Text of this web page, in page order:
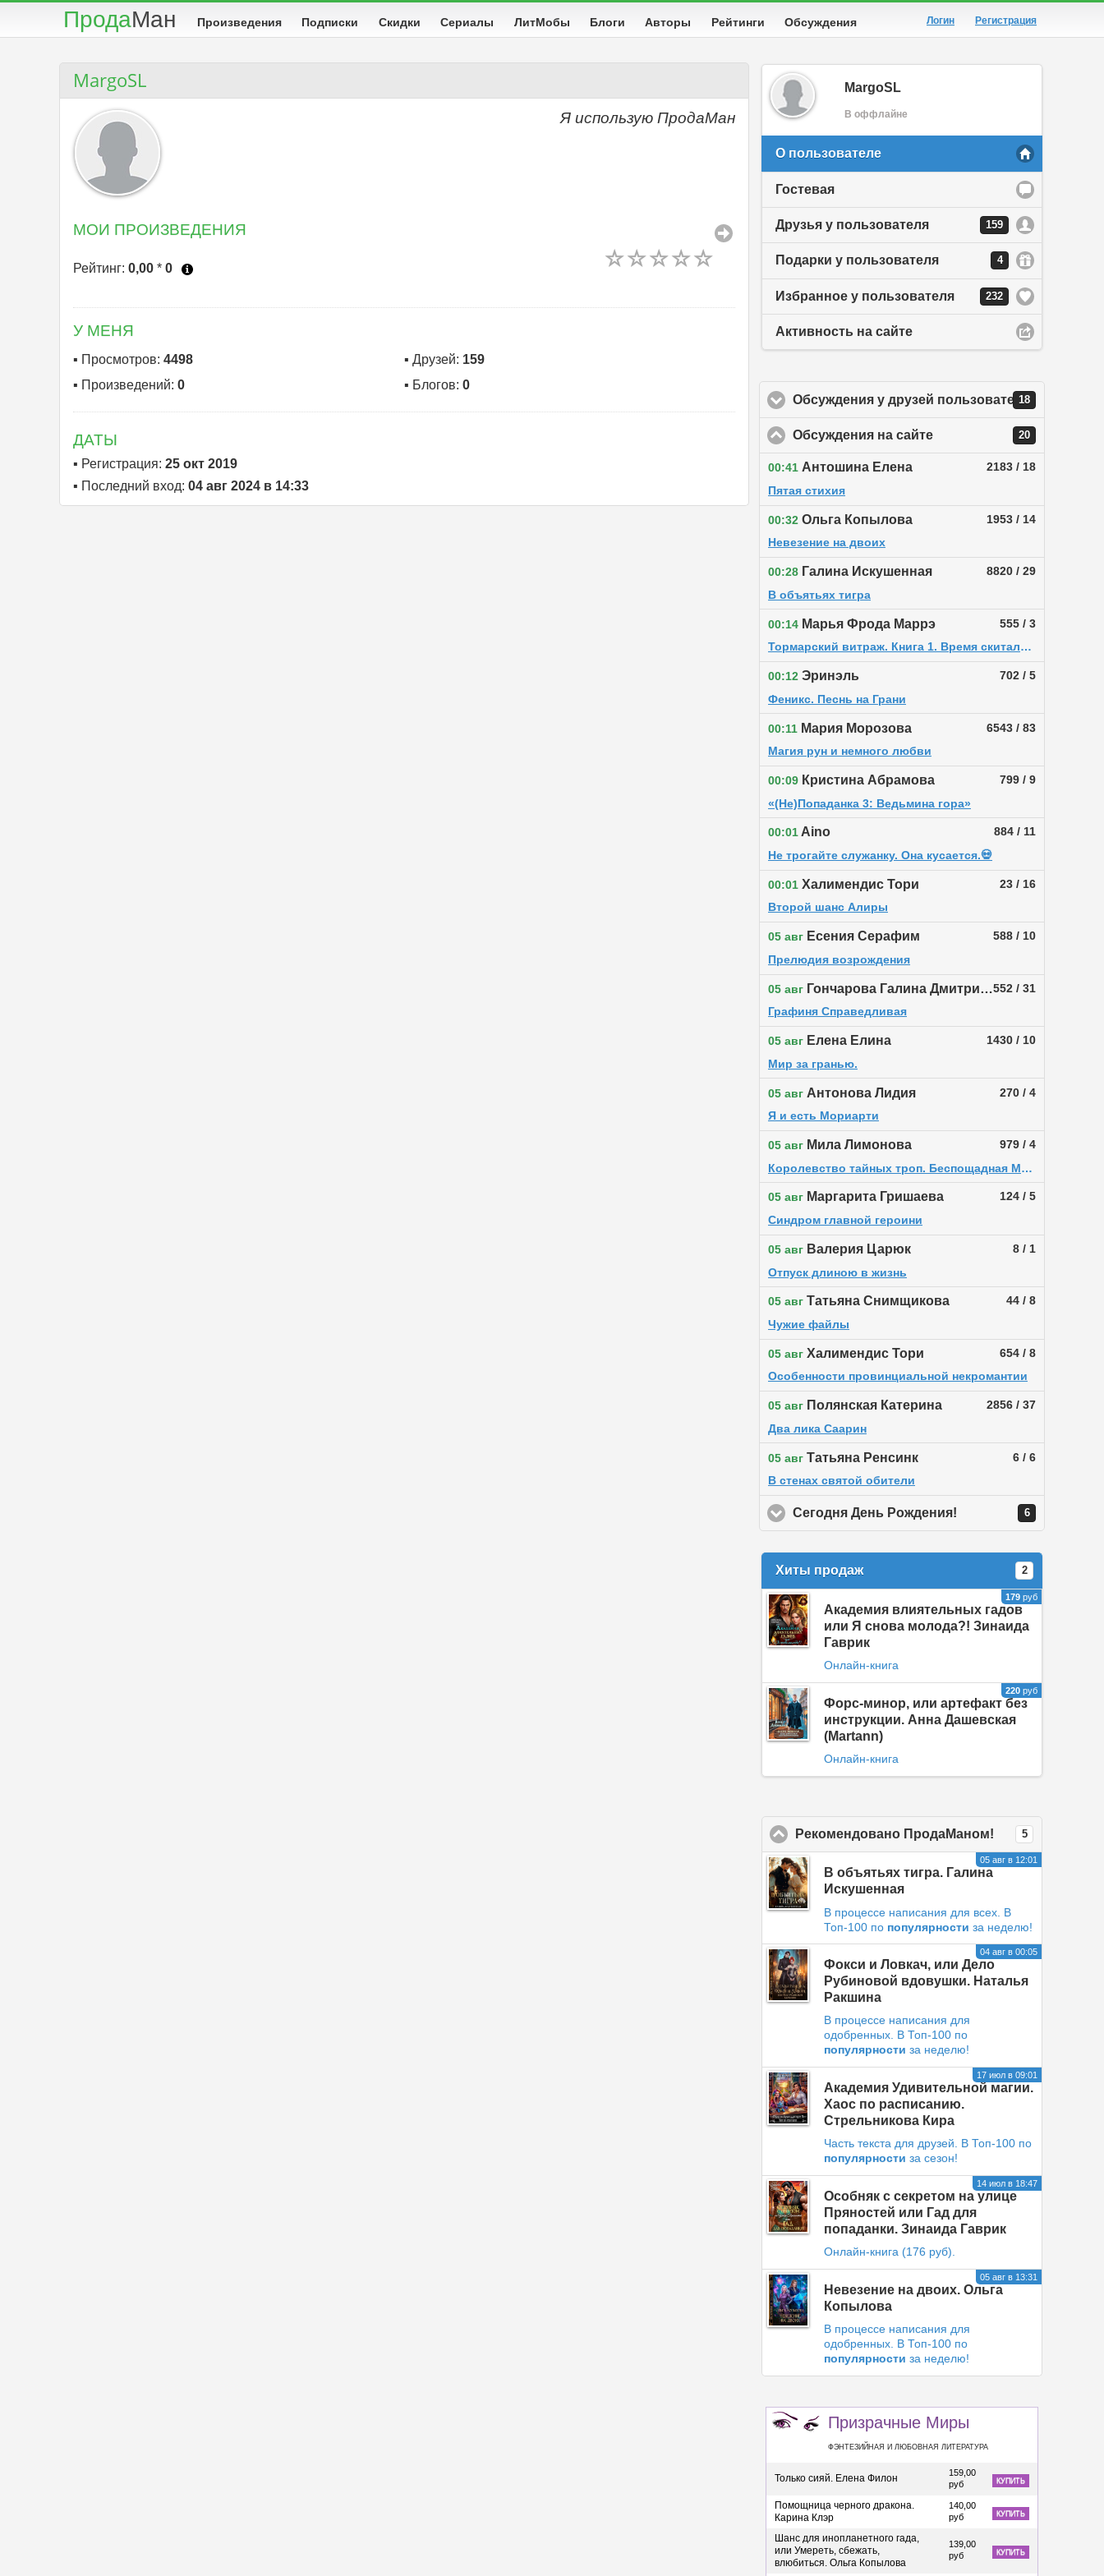
ПродаМан Произведения Подписки Скидки Сериалы ЛитМобы Блоги Авторы Рейтинги Обсуждения Логин Регистрация
MargoSL
Я использую ПродаМан
МОИ ПРОИЗВЕДЕНИЯ
☆☆☆☆☆
Рейтинг: 0,00 * 0
У МЕНЯ
▪ Просмотров: 4498 ▪ Друзей: 159
▪ Произведений: 0 ▪ Блогов: 0
ДАТЫ
▪ Регистрация: 25 окт 2019
▪ Последний вход: 04 авг 2024 в 14:33
MargoSL
В оффлайне
О пользователе
Гостевая
Друзья у пользователя 159
Подарки у пользователя 4
Избранное у пользователя 232
Активность на сайте
Обсуждения у друзей пользователя
18
Обсуждения на сайте 20
click to collapse contents
2183 / 18
00:41 Антошина Елена
Пятая стихия
1953 / 14
00:32 Ольга Копылова
Невезение на двоих
8820 / 29
00:28 Галина Искушенная
В объятьях тигра
555 / 3
00:14 Марья Фрода Маррэ
Тормарский витраж. Книга 1. Время скитальцев
702 / 5
00:12 Эринэль
Феникс. Песнь на Грани
6543 / 83
00:11 Мария Морозова
Магия рун и немного любви
799 / 9
00:09 Кристина Абрамова
«(Не)Попаданка 3: Ведьмина гора»
884 / 11
00:01 Aino
Не трогайте служанку. Она кусается.💀
23 / 16
00:01 Халимендис Тори
Второй шанс Алиры
588 / 10
05 авг Есения Серафим
Прелюдия возрождения
552 / 31
05 авг Гончарова Галина Дмитриевна
Графиня Справедливая
1430 / 10
05 авг Елена Елина
Мир за гранью.
270 / 4
05 авг Антонова Лидия
Я и есть Мориарти
979 / 4
05 авг Мила Лимонова
Королевство тайных троп. Беспощадная Москва
124 / 5
05 авг Маргарита Гришаева
Синдром главной героини
8 / 1
05 авг Валерия Царюк
Отпуск длиною в жизнь
44 / 8
05 авг Татьяна Снимщикова
Чужие файлы
654 / 8
05 авг Халимендис Тори
Особенности провинциальной некромантии
2856 / 37
05 авг Полянская Катерина
Два лика Саарин
6 / 6
05 авг Татьяна Ренсинк
В стенах святой обители
Сегодня День Рождения! 6
click to expand
Хиты продаж 2
Академия влиятельных гадов
или Я снова молода?! Зинаида
Гаврик
179 руб
Онлайн-книга
Форс-минор, или артефакт без
инструкции. Анна Дашевская
(Martann)
220 руб
Онлайн-книга
Рекомендовано ПродаМаном! 5
click to collapse
В объятьях тигра. Галина
Искушенная
В процессе написания для всех В
Топ-100 по популярности за неделю!
05 авг в 12:01
Фокси и Ловкач, или Дело
Рубиновой вдовушки. Наталья
Ракшина
В процессе написания для
одобренных. В Топ-100 по
популярности за неделю!
04 авг в 00:05
Академия Удивительной магии.
Хаос по расписанию.
Стрельникова Кира
Часть текста для друзей. В Топ-100 по
популярности за сезон!
17 июл в 09:01
Особняк с секретом на улице
Пряностей или Гад для
попаданки. Зинаида Гаврик
Онлайн-книга (176 руб).
14 июл в 18:47
Невезение на двоих. Ольга
Копылова
В процессе написания для
одобренных. В Топ-100 по
популярности за неделю!
05 авг в 13:31
Призрачные Миры
ФЭНТЕЗИЙНАЯ И ЛЮБОВНАЯ ЛИТЕРАТУРА
Только сияй. Елена Филон
159,00
руб
КУПИТЬ
Помощница черного дракона.
Карина Клэр
140,00
руб
КУПИТЬ
Шанс для инопланетного гада,
или Умереть, сбежать,
влюбиться. Ольга Копылова
139,00
руб
КУПИТЬ